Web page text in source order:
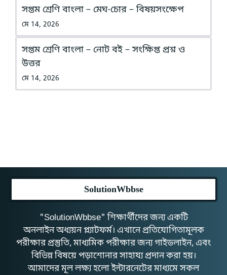
সপ্তম শ্রেণি বাংলা – মেঘ-চোর – বিষয়সংক্ষেপ
মে 14, 2026
সপ্তম শ্রেণি বাংলা – নোট বই – সংক্ষিপ্ত প্রশ্ন ও
উত্তর
মে 14, 2026
SolutionWbbse
"SolutionWbbse" শিক্ষার্থীদের জন্য একটি
অনলাইন অধ্যয়ন প্ল্যাটফর্ম। এখানে প্রতিযোগিতামূলক
পরীক্ষার প্রস্তুতি, মাধ্যমিক পরীক্ষার জন্য গাইডলাইন, এবং
বিভিন্ন বিষয়ে পড়াশোনার সাহায্য প্রদান করা হয়।
আমাদের মূল লক্ষ্য হলো ইন্টারনেটের মাধ্যমে সকল